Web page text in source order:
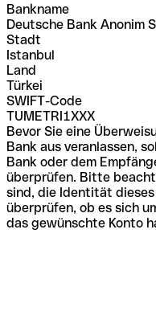
Bankname
Deutsche Bank Anonim
Stadt
Istanbul
Land
Türkei
SWIFT-Code
TUMETRI1XXX
Bevor Sie eine
Bank aus veranlassen,
Bank oder dem
überprüfen. Bitte
sind, die Identität
überprüfen, ob es sich
das gewünschte Konto